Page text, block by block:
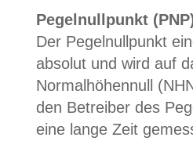
Pegelnullpunkt
Der Pegelnullpunkt
absolut und wird auf
Normalhöhennull
den Betreiber des
eine lange Zeit